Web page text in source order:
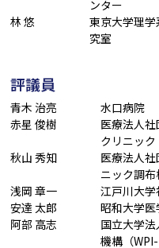
ンター
林 悠
東京大学理
究室
評議員
青木 治亮
水口病院
赤星 俊樹
医療法人
クリニック
秋山 秀知
医療法人
ニック調
浅岡 章一
江戸川大
安達 太郎
昭和大学
阿部 高志
国立大学
機構（WPI-